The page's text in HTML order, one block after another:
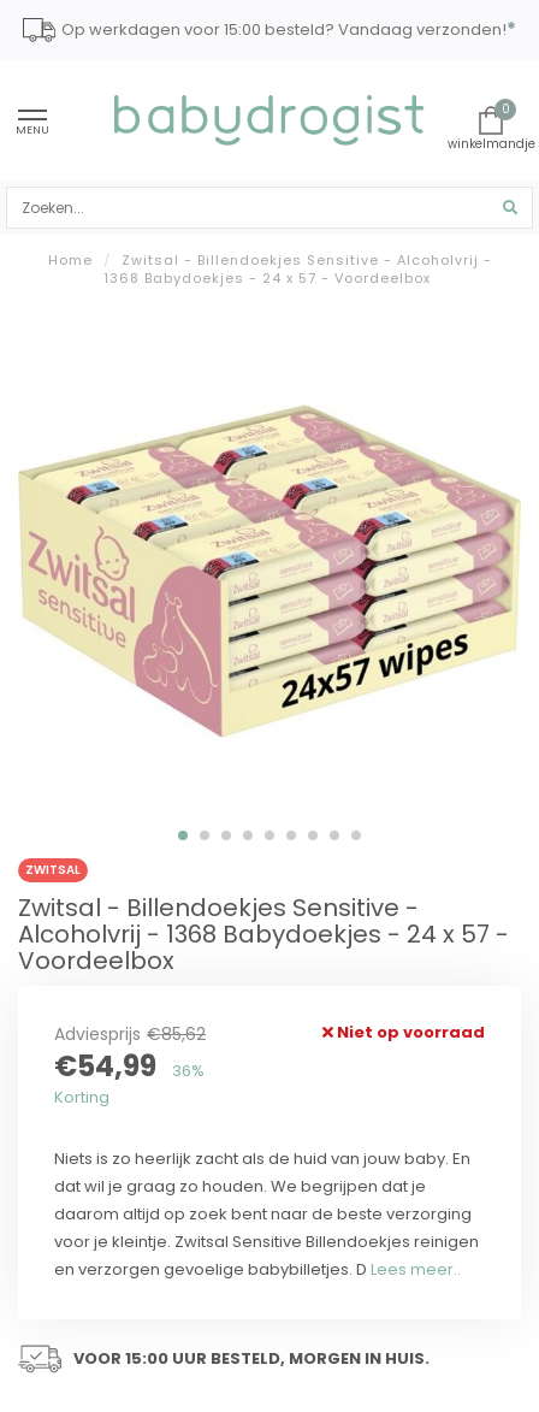
Op werkdagen voor 15:00 besteld? Vandaag verzonden!*
MENU
0
Home /
Zwitsal - Billendoekjes Sensitive - Alcoholvrij -
1368 Babydoekjes - 24 x 57 - Voordeelbox
ZWITSAL
Zwitsal - Billendoekjes Sensitive -
Alcoholvrij - 1368 Babydoekjes - 24 x 57 -
Voordeelbox
Adviesprijs €85,62
€54,99
36%
Korting
Niet op voorraad
Niets is zo heerlijk zacht als de huid van jouw baby. En
dat wil je graag zo houden. We begrijpen dat je
daarom altijd op zoek bent naar de beste verzorging
voor je kleintje. Zwitsal Sensitive Billendoekjes reinigen
en verzorgen gevoelige babybilletjes. D Lees meer..
VOOR 15:00 UUR BESTELD, MORGEN IN HUIS.